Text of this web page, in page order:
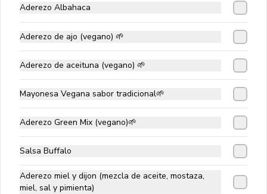
$1.890
Agua mineral sin gas 330 cc
Aderezo Albahaca
Aderezo de ajo (vegano) 🌱
Aderezo de aceituna (vegano) 🌱
Mayonesa Vegana sabor tradicional🌱
Aderezo Green Mix (vegano)🌱
Salsa Buffalo
Aderezo miel y dijon (mezcla de aceite, mostaza,
miel, sal y pimienta)